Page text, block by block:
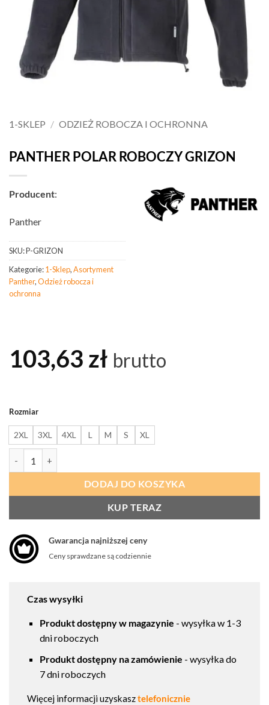
1-SKLEP / ODZIEŻ ROBOCZA I OCHRONNA
PANTHER POLAR ROBOCZY GRIZON
Producent:
Panther
SKU:P-GRIZON
Kategorie:1-Sklep,Asortyment
Panther,Odzież robocza i
ochronna
103,63 zł brutto
Rozmiar
2XL 3XL 4XL L M S
XL
DODAJ DO KOSZYKA
KUP TERAZ
Gwarancja najniższej ceny
Ceny sprawdzane są codziennie
Czas wysyłki
Produkt dostępny w magazynie - wysyłka w 1-3
dni roboczych
Produkt dostępny na zamówienie - wysyłka do
7 dni roboczych
Więcej informacji uzyskasztelefonicznie